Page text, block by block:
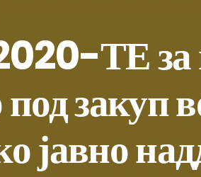
ТЕ за
закуп
јавно